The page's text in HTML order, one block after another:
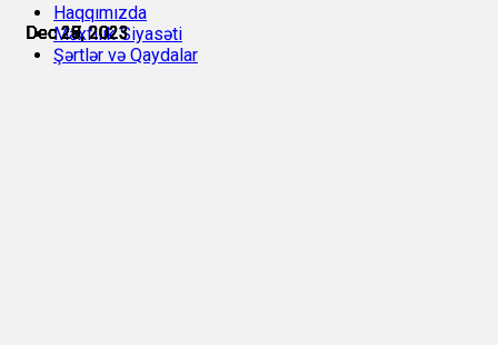
Dec 26, 2023
Dec 27, 2023
Dec 28, 2023
Dec 28, 2023
Dec 29, 2023
Dec 29, 2023
Haqqımızda
Məxfilik Siyasəti
Şərtlər və Qaydalar